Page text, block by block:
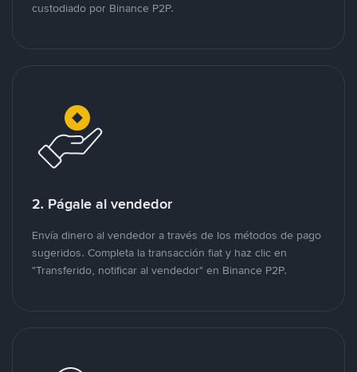
custodiado por Binance P2P.
2. Págale al vendedor
Envía dinero al vendedor a través de los métodos de pago
sugeridos. Completa la transacción fiat y haz clic en
"Transferido, notificar al vendedor" en Binance P2P.